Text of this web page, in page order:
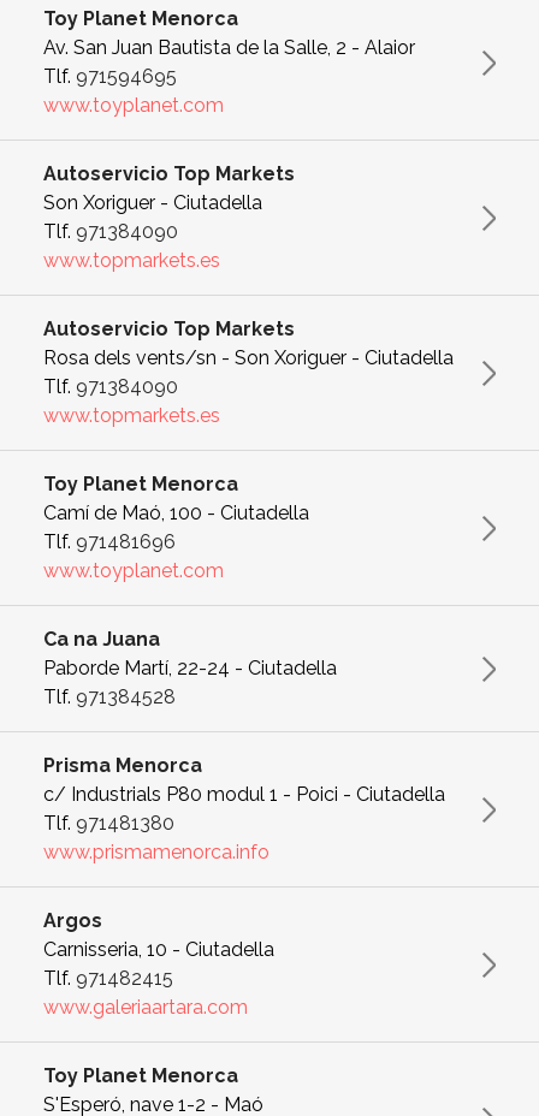
Toy Planet Menorca
Av. San Juan Bautista de la Salle, 2 - Alaior
Tlf. 971594695
www.toyplanet.com
Autoservicio Top Markets
Son Xoriguer - Ciutadella
Tlf. 971384090
www.topmarkets.es
Autoservicio Top Markets
Rosa dels vents/sn - Son Xoriguer - Ciutadella
Tlf. 971384090
www.topmarkets.es
Toy Planet Menorca
Camí de Maó, 100 - Ciutadella
Tlf. 971481696
www.toyplanet.com
Ca na Juana
Paborde Martí, 22-24 - Ciutadella
Tlf. 971384528
Prisma Menorca
c/ Industrials P80 modul 1 - Poici - Ciutadella
Tlf. 971481380
www.prismamenorca.info
Argos
Carnisseria, 10 - Ciutadella
Tlf. 971482415
www.galeriaartara.com
Toy Planet Menorca
S'Esperó, nave 1-2 - Maó